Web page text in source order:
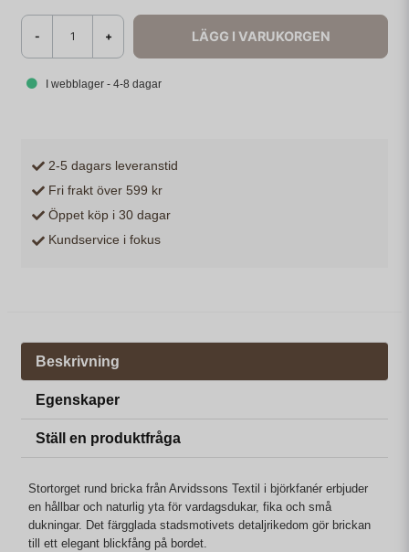
- + LÄGG I VARUKORGEN
I webblager - 4-8 dagar
2-5 dagars leveranstid
Fri frakt över 599 kr
Öppet köp i 30 dagar
Kundservice i fokus
Beskrivning
Egenskaper
Ställ en produktfråga
Stortorget rund bricka från Arvidssons Textil i björkfanér erbjuder
en hållbar och naturlig yta för vardagsdukar, fika och små
dukningar. Det färgglada stadsmotivets detaljrikedom gör brickan
till ett elegant blickfång på bordet.